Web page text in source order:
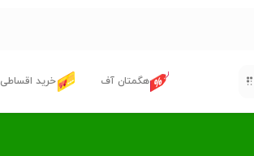
هگمتان آف خرید اقساطی